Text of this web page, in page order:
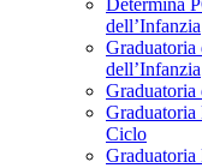
Determina
dell’Infanzia
Graduatoria
dell’Infanzia
Graduatoria
Graduatoria
Ciclo
Graduatoria